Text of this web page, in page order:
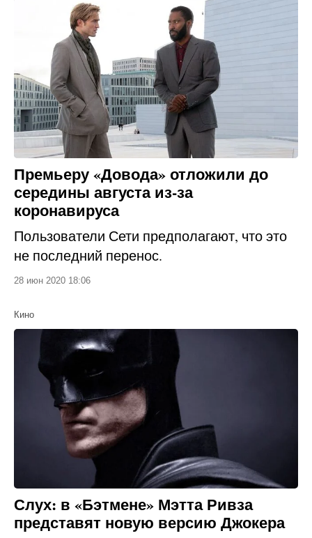
Премьеру «Довода» отложили до
середины августа из-за
коронавируса
Пользователи Сети предполагают, что это
не последний перенос.
28 июн 2020 18:06
Кино
Слух: в «Бэтмене» Мэтта Ривза
представят новую версию Джокера